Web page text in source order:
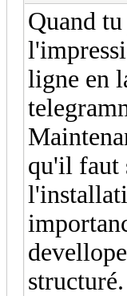
Quand
ligne en
qu'il faut
structuré.